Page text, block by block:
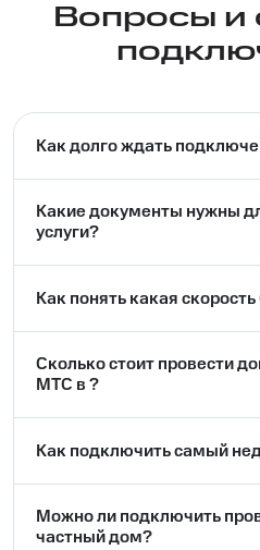
Вопросы и
Как долго ждать
Какие документы нужны
услуги?
Как понять какая
Сколько стоит провести
МТС в ?
Как подключить самый
Можно ли подключить
частный дом?⁣⁣